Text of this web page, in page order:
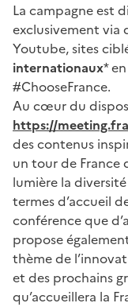
La campagne est
exclusivement via
Youtube, sites
internationaux*
#ChooseFrance.
Au cœur du
https://
des contenus
un tour de France
lumière la
termes d’accueil
conférence que
propose
thème de
et des prochains
qu’accueillera la